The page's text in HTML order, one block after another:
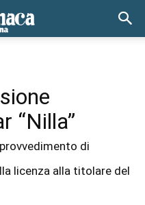
“Nilla”
di
licenza alla titolare del